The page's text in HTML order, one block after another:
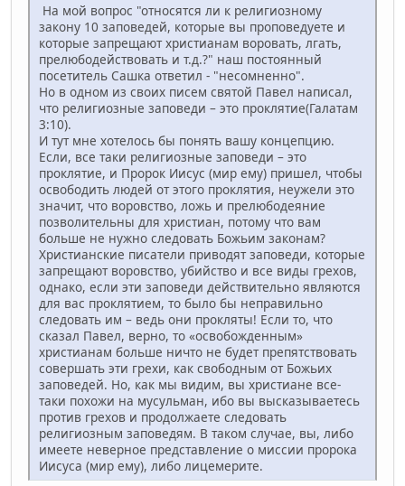
На мой вопрос "относятся ли к религиозному
закону 10 заповедей, которые вы проповедуете и
которые запрещают христианам воровать, лгать,
прелюбодействовать и т.д.?" наш постоянный
посетитель Сашка ответил - "несомненно".
Но в одном из своих писем святой Павел написал,
что религиозные заповеди – это проклятие(Галатам
3:10).
И тут мне хотелось бы понять вашу концепцию.
Если, все таки религиозные заповеди – это
проклятие, и Пророк Иисус (мир ему) пришел, чтобы
освободить людей от этого проклятия, неужели это
значит, что воровство, ложь и прелюбодеяние
позволительны для христиан, потому что вам
больше не нужно следовать Божьим законам?
Христианские писатели приводят заповеди, которые
запрещают воровство, убийство и все виды грехов,
однако, если эти заповеди действительно являются
для вас проклятием, то было бы неправильно
следовать им – ведь они прокляты! Если то, что
сказал Павел, верно, то «освобожденным»
христианам больше ничто не будет препятствовать
совершать эти грехи, как свободным от Божьих
заповедей. Но, как мы видим, вы христиане все-
таки похожи на мусульман, ибо вы высказываетесь
против грехов и продолжаете следовать
религиозным заповедям. В таком случае, вы, либо
имеете неверное представление о миссии пророка
Иисуса (мир ему), либо лицемерите.